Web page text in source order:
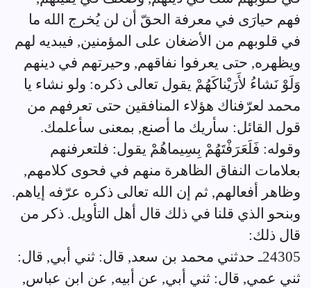
فهم حيارَى في معرفة الحقّ أن لن يُخرج الله ما
في قلوبهم من الأضغان على المؤمنين, فيبديه لهم
ويظهره, حتى يعرفوا نفاقهم, وحيرتهم في دينهم
وَلَوْ نَشاءُ لأَرَيْناكَهُمْ يقول تعالى ذكره: ولو نشاء يا
محمد لعرّفناك هؤلاء المنافقين حتى تعرفهم من
قول القائل: سأريك ما أصنع, بمعنى سأعلمك.
وقوله: فَلَعَرَفْتَهُمْ بِسِيماهُمْ يقول: فلتعرفنهم
بعلامات النفاق الظاهرة منهم في فحوى كلامهم,
وظاهر أفعالهم, ثم إن الله تعالى ذكره عرّفه إياهم.
وبنحو الذي قلنا في ذلك قال أهل التأويل. ذكر من
قال ذلك:
24305ـ حدثني محمد بن سعد, قال: ثني أبي, قال:
ثني عمي, قال: ثني أبي, عن أبيه, عن ابن عباس,